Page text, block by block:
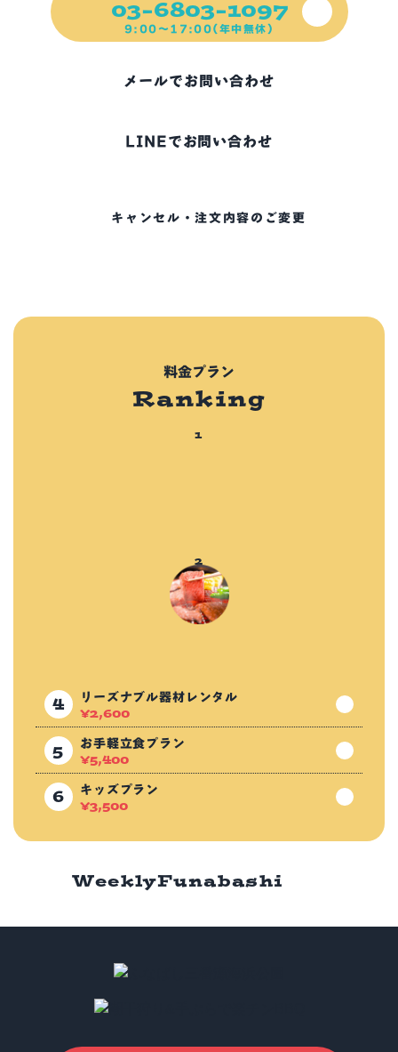
03-6803-1097
9:00～17:00(年中無休)
メールでお問い合わせ
LINEでお問い合わせ
キャンセル・注文内容のご変更
料金プラン
Ranking
リーズナブル器材レンタル
¥2,600
お手軽立食プラン
¥5,400
キッズプラン
¥3,500
WeeklyFunabashi